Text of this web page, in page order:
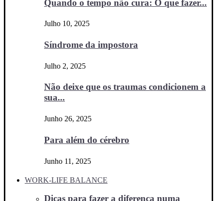
Quando o tempo não cura: O que fazer...
Julho 10, 2025
Síndrome da impostora
Julho 2, 2025
Não deixe que os traumas condicionem a
sua...
Junho 26, 2025
Para além do cérebro
Junho 11, 2025
WORK-LIFE BALANCE
Dicas para fazer a diferença numa